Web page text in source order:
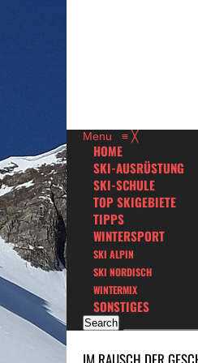
Menu ≡ ╳
HOME
SKI-AUSRÜSTUNG
SKI-SCHULE
TOP SKIGEBIETE
TIPPS
WINTERSPORT
SKI ALPIN
SKI NORDISCH
WINTERMIX
SONSTIGES